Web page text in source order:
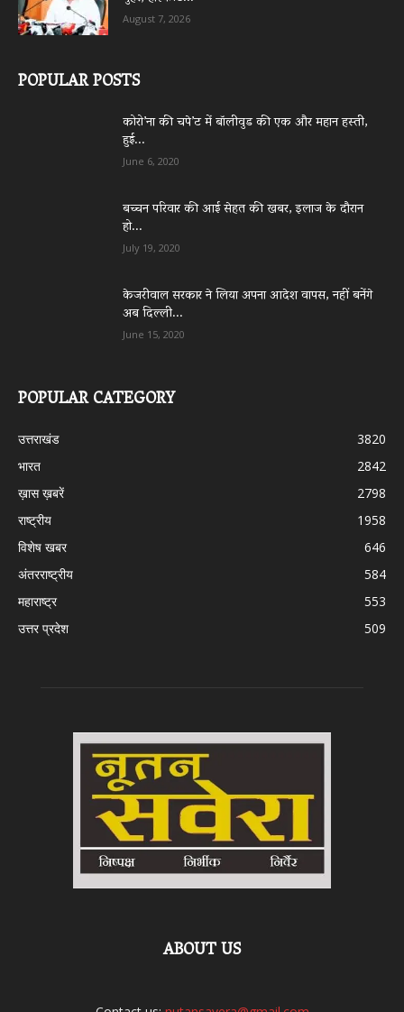
August 7, 2026
POPULAR POSTS
कोरो’ना की चपे’ट में बॉलीवुड की एक और महान हस्ती,
हुई...
June 6, 2020
बच्चन परिवार की आई सेहत की खबर, इलाज के दौरान
हो...
July 19, 2020
केजरीवाल सरकार ने लिया अपना आदेश वापस, नहीं बनेंगे
अब दिल्ली...
June 15, 2020
POPULAR CATEGORY
उत्तराखंड
3820
भारत
2842
ख़ास ख़बरें
2798
राष्ट्रीय
1958
विशेष खबर
646
अंतरराष्ट्रीय
584
महाराष्ट्र
553
उत्तर प्रदेश
509
ABOUT US